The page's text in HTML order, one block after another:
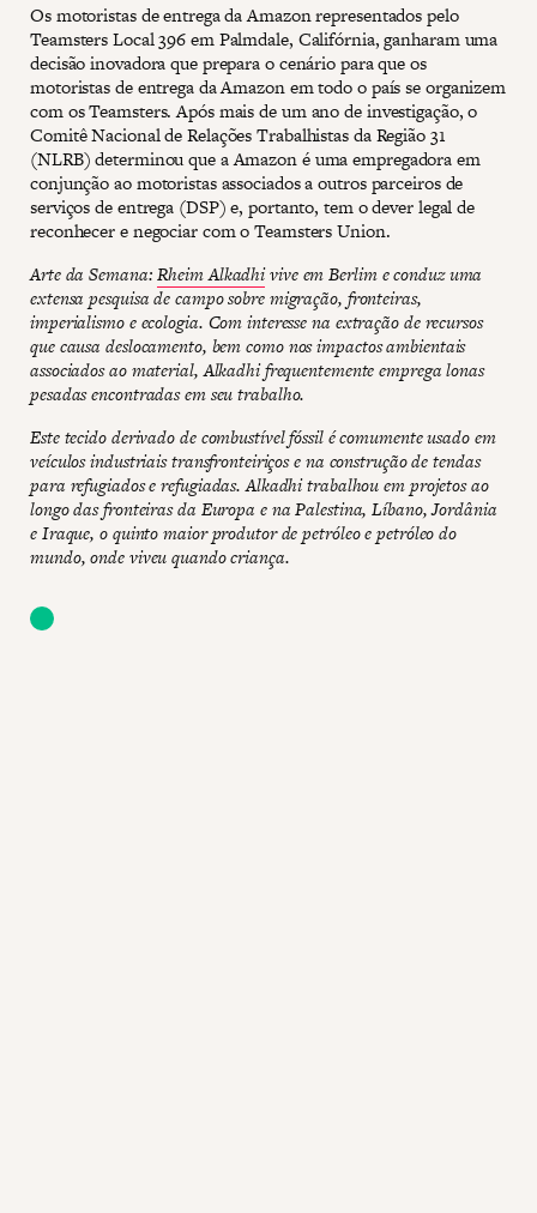
Os motoristas de entrega da Amazon representados pelo
Teamsters Local 396 em Palmdale, Califórnia, ganharam uma
decisão inovadora que prepara o cenário para que os
motoristas de entrega da Amazon em todo o país se organizem
com os Teamsters. Após mais de um ano de investigação, o
Comitê Nacional de Relações Trabalhistas da Região 31
(NLRB) determinou que a Amazon é uma empregadora em
conjunção ao motoristas associados a outros parceiros de
serviços de entrega (DSP) e, portanto, tem o dever legal de
reconhecer e negociar com o Teamsters Union.
Arte da Semana:Rheim Alkadhivive em Berlim e conduz uma
extensa pesquisa de campo sobre migração, fronteiras,
imperialismo e ecologia. Com interesse na extração de recursos
que causa deslocamento, bem como nos impactos ambientais
associados ao material, Alkadhi frequentemente emprega lonas
pesadas encontradas em seu trabalho.
Este tecido derivado de combustível fóssil é comumente usado em
veículos industriais transfronteiriços e na construção de tendas
para refugiados e refugiadas. Alkadhi trabalhou em projetos ao
longo das fronteiras da Europa e na Palestina, Líbano, Jordânia
e Iraque, o quinto maior produtor de petróleo e petróleo do
mundo, onde viveu quando criança.